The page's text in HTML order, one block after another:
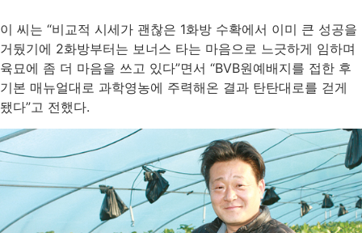
이 씨는 “비교적 시세가 괜찮은 1화방 수확에서 이미 큰 성공을
거뒀기에 2화방부터는 보너스 타는 마음으로 느긋하게 임하며
육묘에 좀 더 마음을 쓰고 있다”면서 “BVB원예배지를 접한 후
기본 매뉴얼대로 과학영농에 주력해온 결과 탄탄대로를 걷게
됐다”고 전했다.